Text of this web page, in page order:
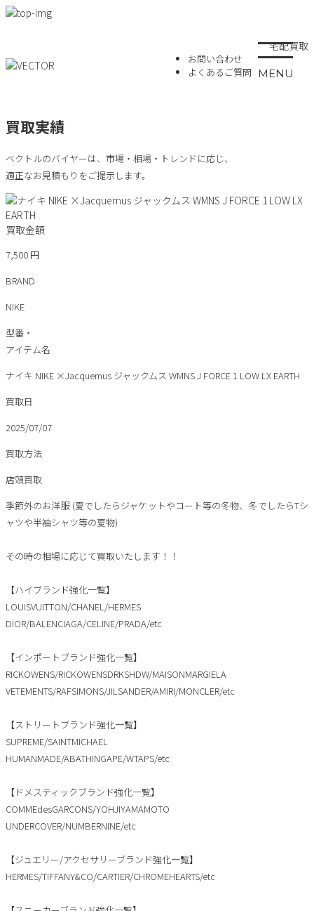
お問い合わせ
よくあるご質問
宅配買取
MENU
買取実績
ベクトルのバイヤーは、市場・相場・トレンドに応じ、
適正なお見積もりをご提示します。
買取金額
7,500 円
BRAND
NIKE
型番・
アイテム名
ナイキ NIKE ×Jacquemus ジャックムス WMNS J FORCE 1 LOW LX EARTH
買取日
2025/07/07
買取方法
店頭買取
季節外のお洋服 (夏でしたらジャケットやコート等の冬物、冬でしたらTシ
ャツや半袖シャツ等の夏物)
その時の相場に応じて買取いたします！！
【ハイブランド強化一覧】
LOUISVUITTON/CHANEL/HERMES
DIOR/BALENCIAGA/CELINE/PRADA/etc
【インポートブランド強化一覧】
RICKOWENS/RICKOWENSDRKSHDW/MAISONMARGIELA
VETEMENTS/RAFSIMONS/JILSANDER/AMIRI/MONCLER/etc
【ストリートブランド強化一覧】
SUPREME/SAINTMICHAEL
HUMANMADE/ABATHINGAPE/WTAPS/etc
【ドメスティックブランド強化一覧】
COMMEdesGARCONS/YOHJIYAMAMOTO
UNDERCOVER/NUMBERNINE/etc
【ジュエリー/アクセサリーブランド強化一覧】
HERMES/TIFFANY&CO/CARTIER/CHROMEHEARTS/etc